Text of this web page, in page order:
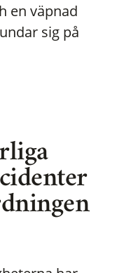
en väpnad
sig på